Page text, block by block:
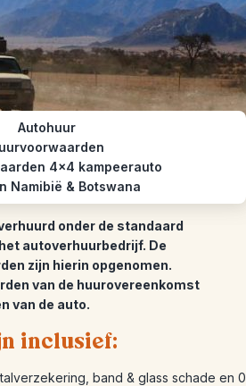
Autohuur
4x4 kampeerauto
Namibië & Botswana
onder de standaard
autoverhuurbedrijf. De
zijn hierin opgenomen.
van de huurovereenkomst
van de auto.
inclusief:
band & glass schade en 0